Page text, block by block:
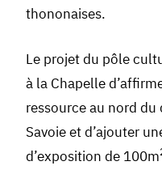
thononaises.
Le projet du pôle
à la Chapelle
ressource au nord
Savoie et d’ajouter
d’exposition de 100m